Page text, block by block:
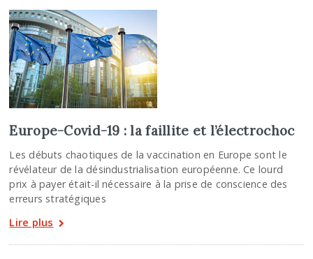
Europe-Covid-19 : la faillite et l’électrochoc
Les débuts chaotiques de la vaccination en Europe sont le
révélateur de la désindustrialisation européenne. Ce lourd
prix à payer était-il nécessaire à la prise de conscience des
erreurs stratégiques
Lire plus